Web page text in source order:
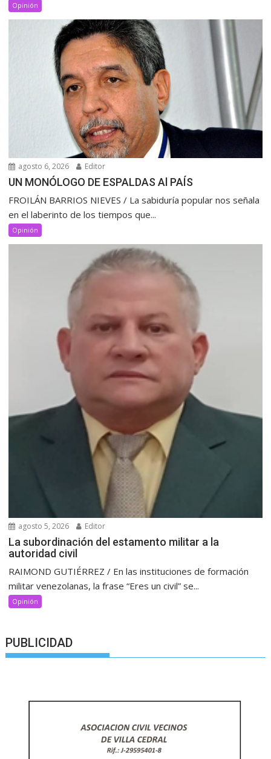
Opinión
agosto 6, 2026 Editor
UN MONÓLOGO DE ESPALDAS Al PAÍS
FROILÁN BARRIOS NIEVES / La sabiduría popular nos señala
en el laberinto de los tiempos que...
Opinión
agosto 5, 2026 Editor
La subordinación del estamento militar a la
autoridad civil
RAIMOND GUTIÉRREZ / En las instituciones de formación
militar venezolanas, la frase “Eres un civil” se...
Opinión
PUBLICIDAD